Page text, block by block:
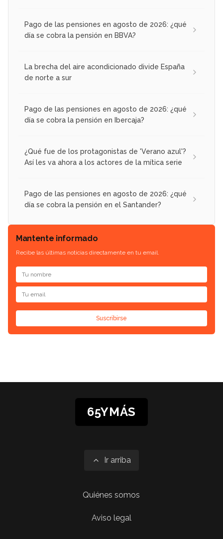
Pago de las pensiones en agosto de 2026: ¿qué
día se cobra la pensión en BBVA?
La brecha del aire acondicionado divide España
de norte a sur
Pago de las pensiones en agosto de 2026: ¿qué
día se cobra la pensión en Ibercaja?
¿Qué fue de los protagonistas de 'Verano azul'?
Así les va ahora a los actores de la mítica serie
Pago de las pensiones en agosto de 2026: ¿qué
día se cobra la pensión en el Santander?
Mantente informado
Recibe las últimas noticias directamente en tu email.
Suscribirse
65YMÁS
Ir arriba
Quiénes somos
Aviso legal